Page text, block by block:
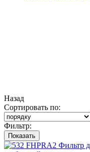
Назад
Сортировать по:
Фильтр:
Показать